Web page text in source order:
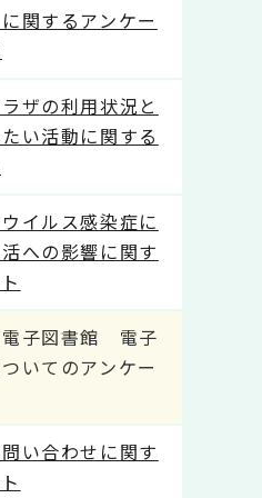
関するアンケー
ザの利用状況と
い活動に関する
イルス感染症に
への影響に関す
電子図書館 電子
いてのアンケー
い合わせに関す